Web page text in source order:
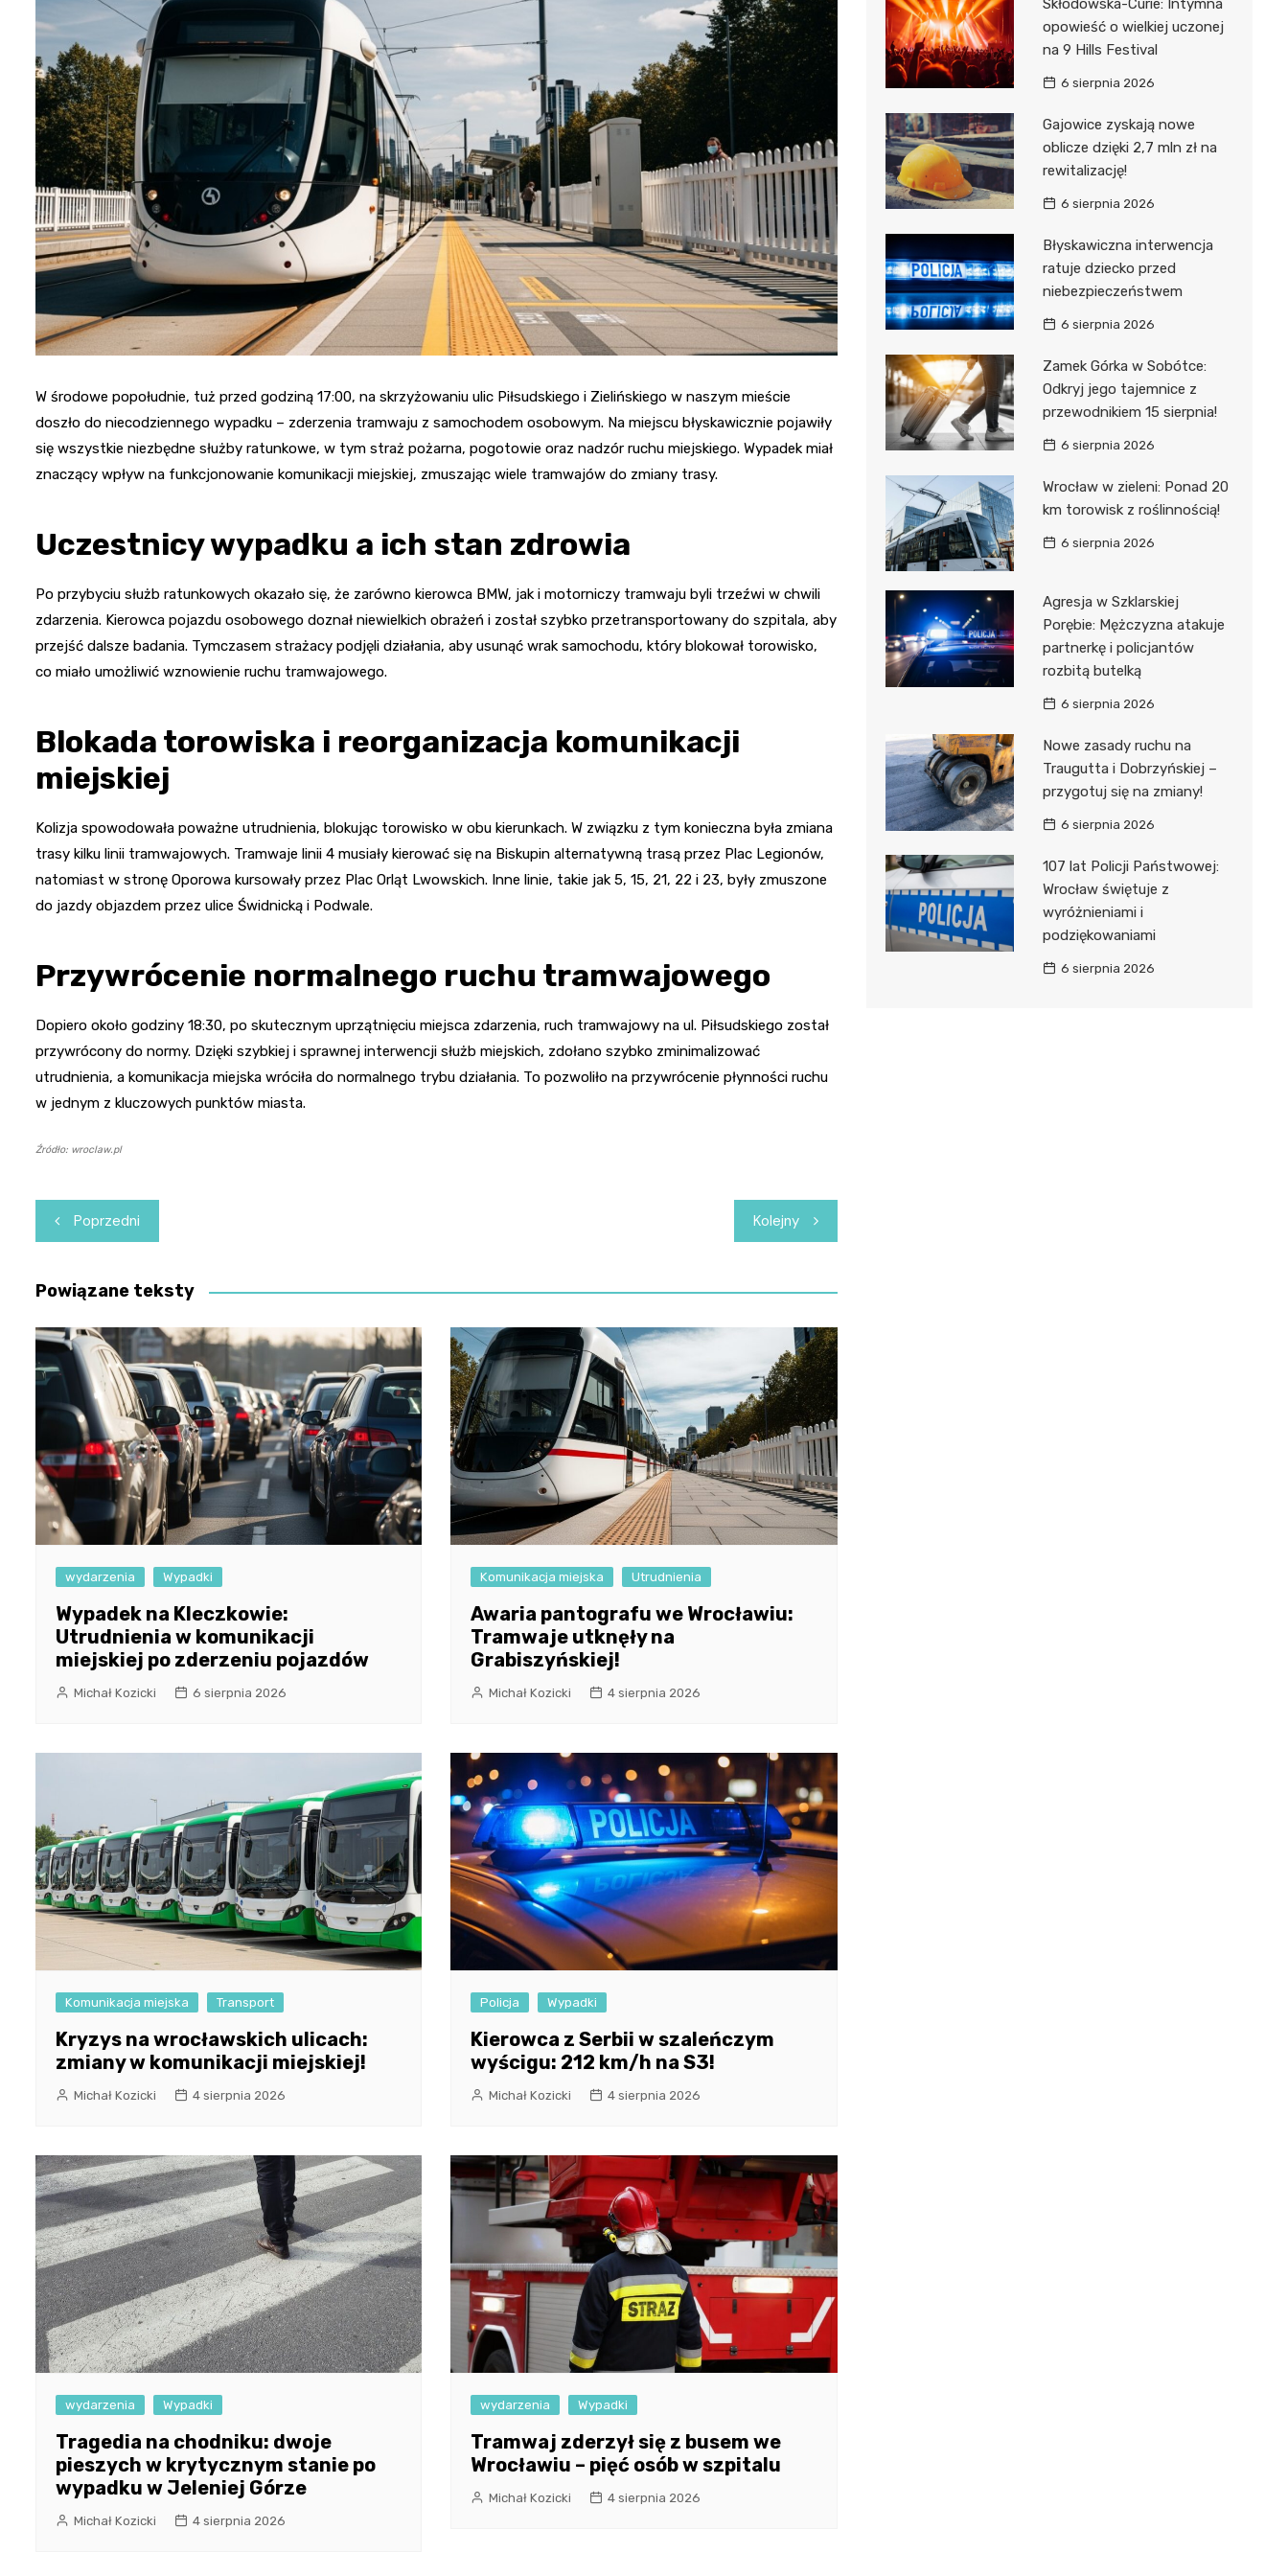
Fryzjer
Kino
Poczta
W środowe popołudnie, tuż przed godziną 17:00, na skrzyżowaniu ulic Piłsudskiego i Zielińskiego w naszym mieście
doszło do niecodziennego wypadku – zderzenia tramwaju z samochodem osobowym. Na miejscu błyskawicznie pojawiły
się wszystkie niezbędne służby ratunkowe, w tym straż pożarna, pogotowie oraz nadzór ruchu miejskiego. Wypadek miał
znaczący wpływ na funkcjonowanie komunikacji miejskiej, zmuszając wiele tramwajów do zmiany trasy.
Uczestnicy wypadku a ich stan zdrowia
Po przybyciu służb ratunkowych okazało się, że zarówno kierowca BMW, jak i motorniczy tramwaju byli trzeźwi w chwili
zdarzenia. Kierowca pojazdu osobowego doznał niewielkich obrażeń i został szybko przetransportowany do szpitala, aby
przejść dalsze badania. Tymczasem strażacy podjęli działania, aby usunąć wrak samochodu, który blokował torowisko,
co miało umożliwić wznowienie ruchu tramwajowego.
Blokada torowiska i reorganizacja komunikacji
miejskiej
Kolizja spowodowała poważne utrudnienia, blokując torowisko w obu kierunkach. W związku z tym konieczna była zmiana
trasy kilku linii tramwajowych. Tramwaje linii 4 musiały kierować się na Biskupin alternatywną trasą przez Plac Legionów,
natomiast w stronę Oporowa kursowały przez Plac Orląt Lwowskich. Inne linie, takie jak 5, 15, 21, 22 i 23, były zmuszone
do jazdy objazdem przez ulice Świdnicką i Podwale.
Przywrócenie normalnego ruchu tramwajowego
Dopiero około godziny 18:30, po skutecznym uprzątnięciu miejsca zdarzenia, ruch tramwajowy na ul. Piłsudskiego został
przywrócony do normy. Dzięki szybkiej i sprawnej interwencji służb miejskich, zdołano szybko zminimalizować
utrudnienia, a komunikacja miejska wróciła do normalnego trybu działania. To pozwoliło na przywrócenie płynności ruchu
w jednym z kluczowych punktów miasta.
Źródło: wroclaw.pl
Nawigacja
wpisu
Poprzedni Kolejny
Powiązane teksty
wydarzenia Wypadki
Wypadek na Kleczkowie:
Utrudnienia w komunikacji
miejskiej po zderzeniu pojazdów
Michał Kozicki 6 sierpnia 2026
Komunikacja miejska Utrudnienia
Awaria pantografu we Wrocławiu:
Tramwaje utknęły na
Grabiszyńskiej!
Michał Kozicki 4 sierpnia 2026
Komunikacja miejska Transport
Kryzys na wrocławskich ulicach:
zmiany w komunikacji miejskiej!
Michał Kozicki 4 sierpnia 2026
Policja Wypadki
Kierowca z Serbii w szaleńczym
wyścigu: 212 km/h na S3!
Michał Kozicki 4 sierpnia 2026
wydarzenia Wypadki
Tragedia na chodniku: dwoje
pieszych w krytycznym stanie po
wypadku w Jeleniej Górze
Michał Kozicki 4 sierpnia 2026
wydarzenia Wypadki
Tramwaj zderzył się z busem we
Wrocławiu – pięć osób w szpitalu
Michał Kozicki 4 sierpnia 2026
Skłodowska-Curie: Intymna
opowieść o wielkiej uczonej
na 9 Hills Festival
6 sierpnia 2026
Gajowice zyskają nowe
oblicze dzięki 2,7 mln zł na
rewitalizację!
6 sierpnia 2026
Błyskawiczna interwencja
ratuje dziecko przed
niebezpieczeństwem
6 sierpnia 2026
Zamek Górka w Sobótce:
Odkryj jego tajemnice z
przewodnikiem 15 sierpnia!
6 sierpnia 2026
Wrocław w zieleni: Ponad 20
km torowisk z roślinnością!
6 sierpnia 2026
Agresja w Szklarskiej
Porębie: Mężczyzna atakuje
partnerkę i policjantów
rozbitą butelką
6 sierpnia 2026
Nowe zasady ruchu na
Traugutta i Dobrzyńskiej –
przygotuj się na zmiany!
6 sierpnia 2026
107 lat Policji Państwowej:
Wrocław świętuje z
wyróżnieniami i
podziękowaniami
6 sierpnia 2026